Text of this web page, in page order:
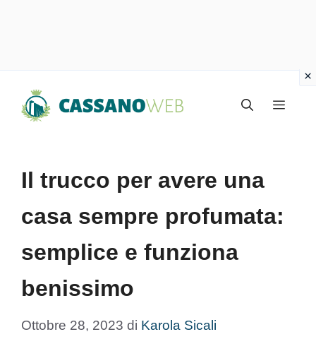
Menu
Il trucco per avere una
casa sempre profumata:
semplice e funziona
benissimo
Ottobre 28, 2023 di Karola Sicali